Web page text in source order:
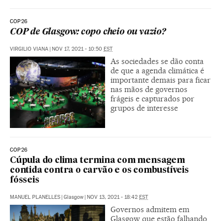
COP26
COP de Glasgow: copo cheio ou vazio?
VIRGILIO VIANA | NOV 17, 2021 - 10:50 EST
As sociedades se dão conta
de que a agenda climática é
importante demais para ficar
nas mãos de governos
frágeis e capturados por
grupos de interesse
COP26
Cúpula do clima termina com mensagem
contida contra o carvão e os combustíveis
fósseis
MANUEL PLANELLES | Glasgow | NOV 13, 2021 - 18:42 EST
Governos admitem em
Glasgow que estão falhando